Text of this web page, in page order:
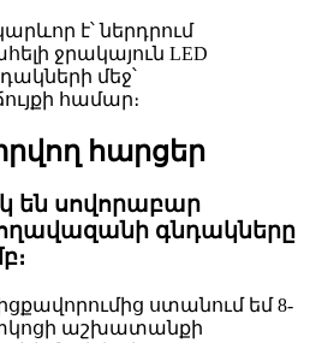
է՝ ներդրում
ջրակայուն LED
մեջ՝
համար։
հարցեր
են սովորաբար
գնդակները
ստանում եմ 8-
աշխատանքի